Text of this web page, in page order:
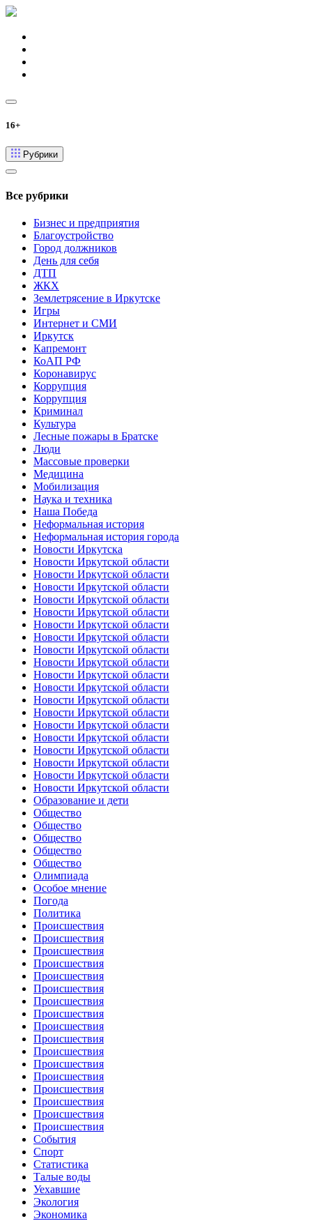
16+
Рубрики
Все рубрики
Бизнес и предприятия
Благоустройство
Город должников
День для себя
ДТП
ЖКХ
Землетрясение в Иркутске
Игры
Интернет и СМИ
Иркутск
Капремонт
КоАП РФ
Коронавирус
Коррупция
Коррупция
Криминал
Культура
Лесные пожары в Братске
Люди
Массовые проверки
Медицина
Мобилизация
Наука и техника
Наша Победа
Неформальная история
Неформальная история города
Новости Иркутска
Новости Иркутской области
Новости Иркутской области
Новости Иркутской области
Новости Иркутской области
Новости Иркутской области
Новости Иркутской области
Новости Иркутской области
Новости Иркутской области
Новости Иркутской области
Новости Иркутской области
Новости Иркутской области
Новости Иркутской области
Новости Иркутской области
Новости Иркутской области
Новости Иркутской области
Новости Иркутской области
Новости Иркутской области
Новости Иркутской области
Новости Иркутской области
Образование и дети
Общество
Общество
Общество
Общество
Общество
Олимпиада
Особое мнение
Погода
Политика
Происшествия
Происшествия
Происшествия
Происшествия
Происшествия
Происшествия
Происшествия
Происшествия
Происшествия
Происшествия
Происшествия
Происшествия
Происшествия
Происшествия
Происшествия
Происшествия
Происшествия
События
Спорт
Статистика
Талые воды
Уехавшие
Экология
Экономика